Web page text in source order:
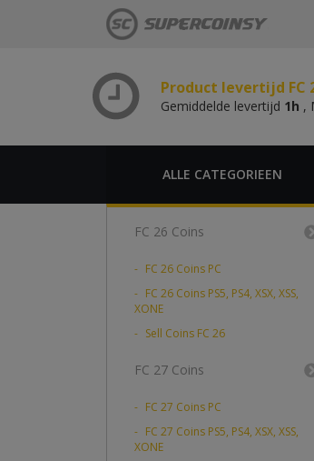
Product levertijd FC
Gemiddelde levertijd 1h ,
ALLE CATEGORIEEN
FC 26 Coins
FC 26 Coins PC
FC 26 Coins PS5, PS4, XSX, XSS,
XONE
Sell Coins FC 26
FC 27 Coins
FC 27 Coins PC
FC 27 Coins PS5, PS4, XSX, XSS,
XONE